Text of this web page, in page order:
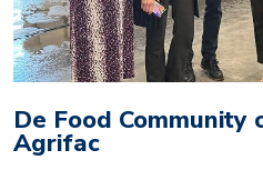
De Food Community
Agrifac